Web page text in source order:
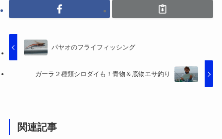
パヤオのフライフィッシング
ガーラ２種類シロダイも！青物＆底物エサ釣り
関連記事